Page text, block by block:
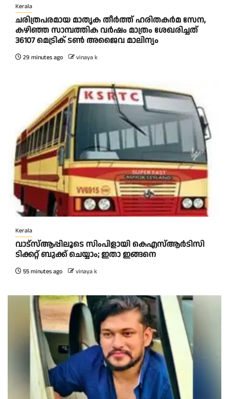
Kerala
ചരിത്രപരമായ മാതൃക തീര്‍ത്ത് ഹരിതകര്‍മ സേന,
കഴിഞ്ഞ സാമ്പത്തിക വര്‍ഷം മാത്രം ശേഖരിച്ചത്
36107 മെട്രിക് ടണ്‍ അജൈവ മാലിന്യം
29 minutes ago vinaya k
Kerala
വാട്‌സ്ആപ്പിലൂടെ സിംപിളായി കെഎസ്ആര്‍ടിസി
ടിക്കറ്റ് ബുക്ക് ചെയ്യാം; ഇതാ ഇങ്ങനെ
55 minutes ago vinaya k